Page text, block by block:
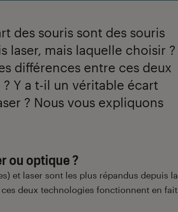
des souris sont des souris
laser, mais laquelle choisir ?
différences entre ces deux
Y a t-il un véritable écart
? Nous vous expliquons
ou optique ?
et laser sont les plus répandus depuis la
deux technologies fonctionnent en fait